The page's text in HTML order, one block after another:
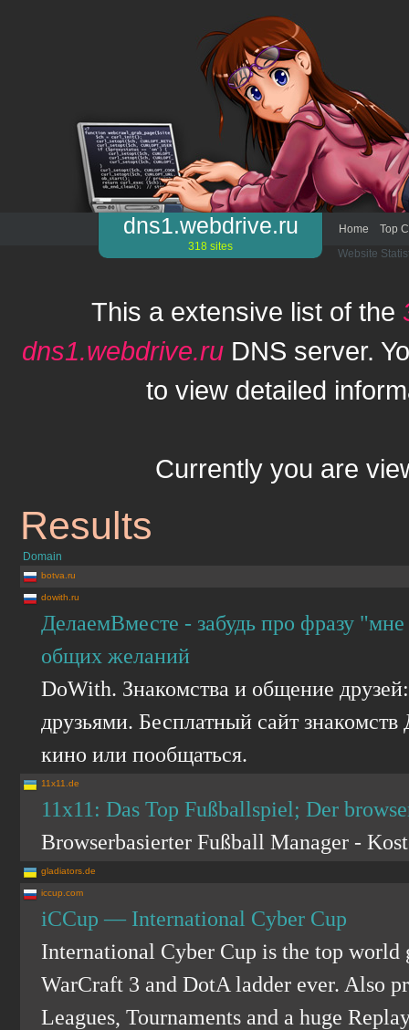
Home Top
dns1.webdrive.ru
318 sites
Website
This a extensive list of the
dns1.webdrive.ruDNS server.
to view detailed
Currently you are
Results
Domain
botva.ru
dowith.ru
ДелаемВместе - забудь про фразу
общих желаний
DoWith. Знакомства и общение
друзьями. Бесплатный сайт
кино или пообщаться.
11x11.de
11x11: Das Top Fußballspiel; Der
Browserbasierter Fußball Manager -
gladiators.de
iccup.com
iCCup — International Cyber Cup
International Cyber Cup is the top
WarCraft 3 and DotA ladder ever. Also
Leagues, Tournaments and a huge